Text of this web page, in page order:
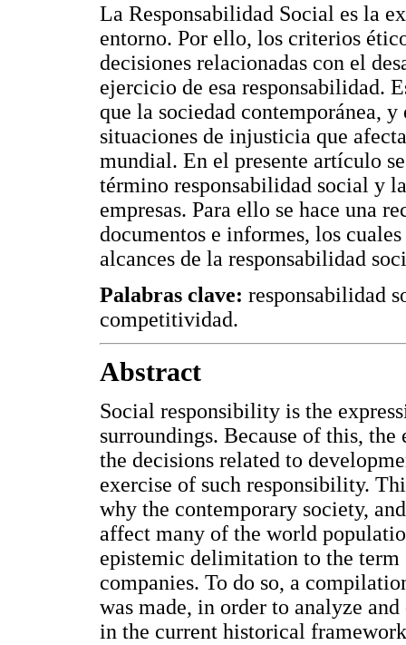
La Responsabilidad Social es la
entorno. Por ello, los criterios
decisiones relacionadas con el
ejercicio de esa responsabilidad.
que la sociedad contemporánea,
situaciones de injusticia que
mundial. En el presente artículo
término responsabilidad social y
empresas. Para ello se hace una
documentos e informes, los
alcances de la responsabilidad
Palabras clave: responsabilidad
competitividad.
Abstract
Social responsibility is the
surroundings. Because of this,
the decisions related to
exercise of such responsibility.
why the contemporary society,
affect many of the world
epistemic delimitation to the
companies. To do so, a
was made, in order to analyze
in the current historical